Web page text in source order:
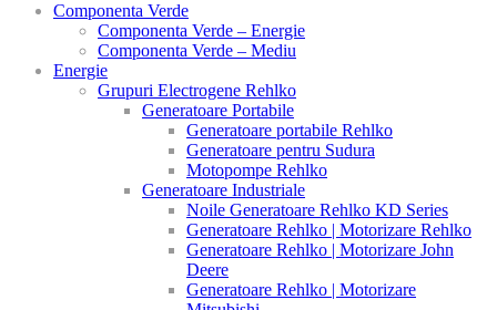
Componenta Verde
Componenta Verde – Energie
Componenta Verde – Mediu
Energie
Grupuri Electrogene Rehlko
Generatoare Portabile
Generatoare portabile Rehlko
Generatoare pentru Sudura
Motopompe Rehlko
Generatoare Industriale
Noile Generatoare Rehlko KD Series
Generatoare Rehlko | Motorizare Rehlko
Generatoare Rehlko | Motorizare John
Deere
Generatoare Rehlko | Motorizare